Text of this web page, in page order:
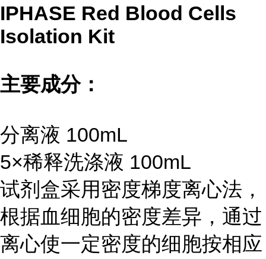
IPHASE Red Blood Cells
Isolation Kit
主要成分：
分离液 100mL
5×稀释洗涤液 100mL
试剂盒采用密度梯度离心法，
根据血细胞的密度差异，通过
离心使一定密度的细胞按相应